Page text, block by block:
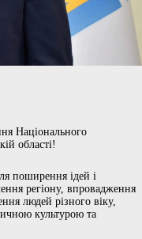
Національного
області!
поширення ідей і
регіону, впровадження
людей різного віку,
культурою та